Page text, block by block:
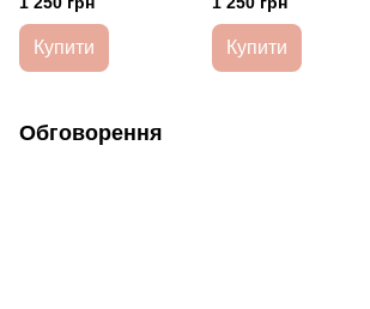
HeyBaby
Купити Купити
Обговорення